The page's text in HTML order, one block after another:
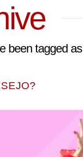
been tagged as